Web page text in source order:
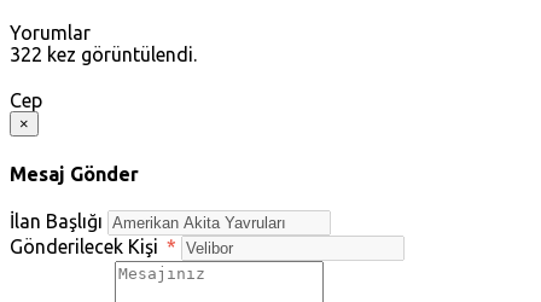
Yorumlar
322 kez görüntülendi.
Cep
×
Mesaj Gönder
İlan Başlığı
Gönderilecek Kişi *